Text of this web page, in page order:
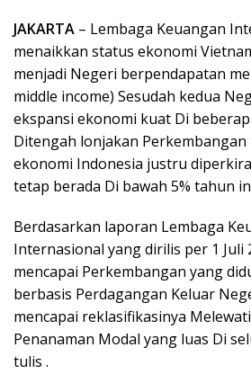
JAKARTA – Lembaga Keuangan
menaikkan status ekonomi
menjadi Negeri berpendapatan
middle income) Sesudah kedua
ekspansi ekonomi kuat Di
Ditengah lonjakan
ekonomi Indonesia justru
tetap berada Di bawah 5% tahun
Berdasarkan laporan Lembaga
Internasional yang dirilis per 1 Juli
mencapai Perkembangan yang
berbasis Perdagangan Keluar
mencapai reklasifikasinya
Penanaman Modal yang luas Di
tulis .